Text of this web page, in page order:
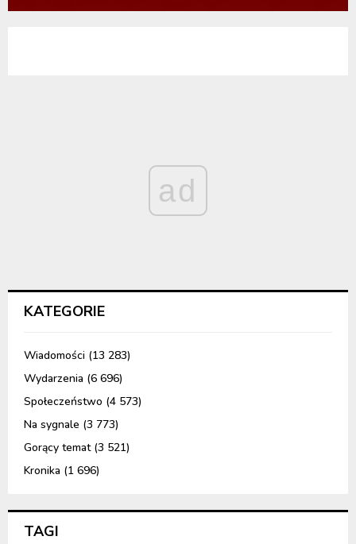
ad
KATEGORIE
Wiadomości (13 283)
Wydarzenia (6 696)
Społeczeństwo (4 573)
Na sygnale (3 773)
Gorący temat(3 521)
Kronika (1 696)
TAGI